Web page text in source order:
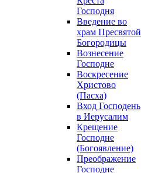
Господня
Введение во
храм Пресвятой
Богородицы
Вознесение
Господне
Воскресение
Христово
(Пасха)
Вход Господень
в Иерусалим
Крещение
Господне
(Богоявление)
Преображение
Господне